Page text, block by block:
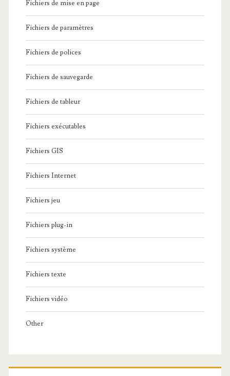
Fichiers de mise en page
Fichiers de paramètres
Fichiers de polices
Fichiers de sauvegarde
Fichiers de tableur
Fichiers exécutables
Fichiers GIS
Fichiers Internet
Fichiers jeu
Fichiers plug-in
Fichiers système
Fichiers texte
Fichiers vidéo
Other